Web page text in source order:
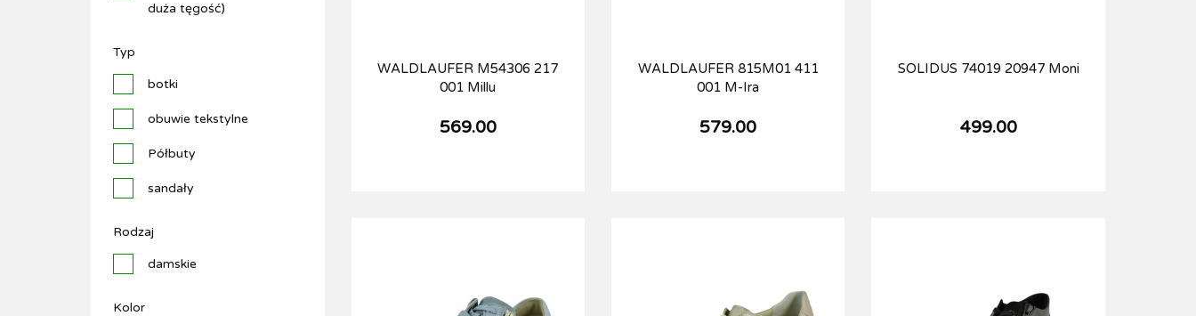
duża tęgość)
Typ
botki
obuwie tekstylne
Półbuty
sandały
Rodzaj
damskie
Kolor
WALDLAUFER M54306 217
001 Millu
569.00
WALDLAUFER 815M01 411
001 M-Ira
579.00
SOLIDUS 74019 20947 Moni
499.00